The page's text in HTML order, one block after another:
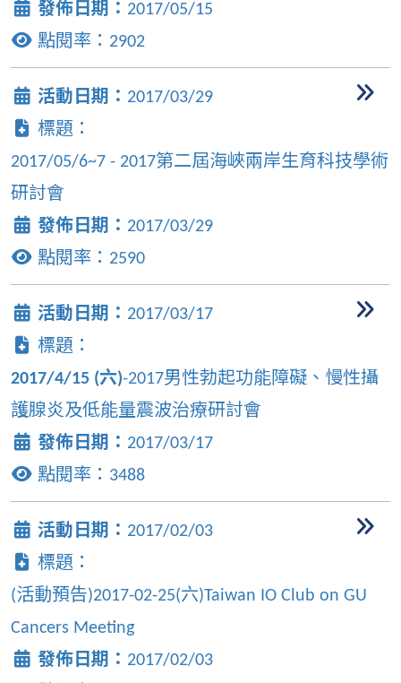
發佈日期： 2017/05/15
點閱率： 2902
活動日期： 2017/03/29
標題：
2017/05/6~7 - 2017第二屆海峽兩岸生育科技學術
研討會
發佈日期： 2017/03/29
點閱率： 2590
活動日期： 2017/03/17
標題：
2017/4/15 (六)-2017男性勃起功能障礙、慢性攝
護腺炎及低能量震波治療研討會
發佈日期： 2017/03/17
點閱率： 3488
活動日期： 2017/02/03
標題：
(活動預告)2017-02-25(六)Taiwan IO Club on GU
Cancers Meeting
發佈日期： 2017/02/03